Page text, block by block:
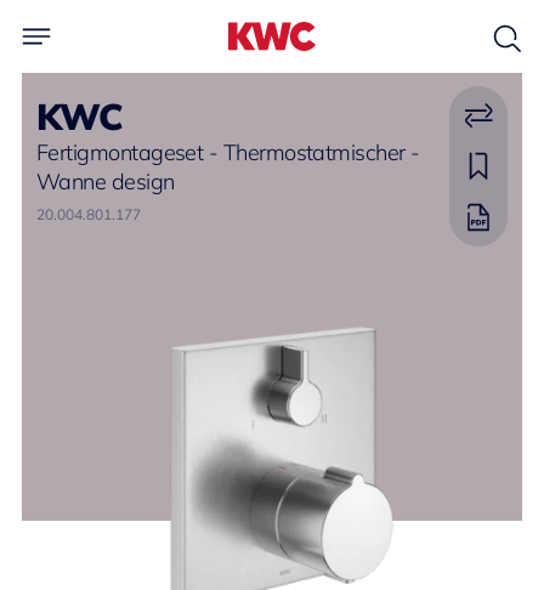
KWC
Fertigmontageset - Thermostatmischer -
Wanne design
20.004.801.177